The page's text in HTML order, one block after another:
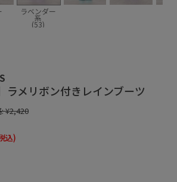
ラベンダー
系
(53)
ラメリボン付きレインブーツ
:¥2,420
込)